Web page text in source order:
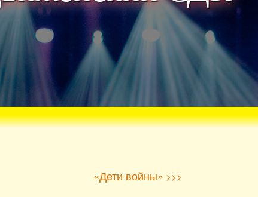
«Дети войны» >>>